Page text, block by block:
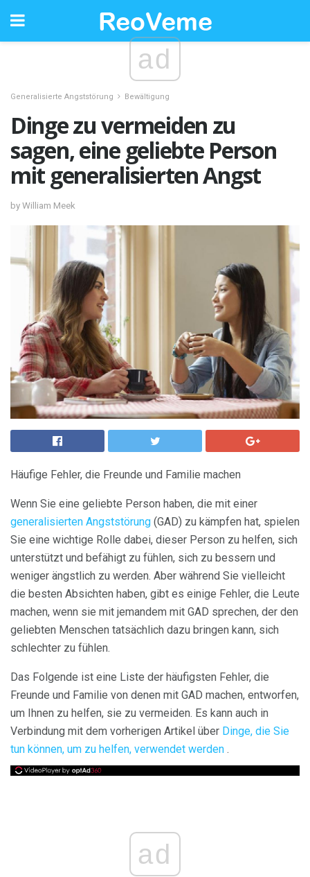
ad
Generalisierte Angststörung Bewältigung
Dinge zu vermeiden zu
sagen, eine geliebte Person
mit generalisierten Angst
by William Meek
Häufige Fehler, die Freunde und Familie machen
Wenn Sie eine geliebte Person haben, die mit einer
generalisierten Angststörung (GAD) zu kämpfen hat, spielen
Sie eine wichtige Rolle dabei, dieser Person zu helfen, sich
unterstützt und befähigt zu fühlen, sich zu bessern und
weniger ängstlich zu werden. Aber während Sie vielleicht
die besten Absichten haben, gibt es einige Fehler, die Leute
machen, wenn sie mit jemandem mit GAD sprechen, der den
geliebten Menschen tatsächlich dazu bringen kann, sich
schlechter zu fühlen.
Das Folgende ist eine Liste der häufigsten Fehler, die
Freunde und Familie von denen mit GAD machen, entworfen,
um Ihnen zu helfen, sie zu vermeiden. Es kann auch in
Verbindung mit dem vorherigen Artikel über Dinge, die Sie
tun können, um zu helfen, verwendet werden .
ad